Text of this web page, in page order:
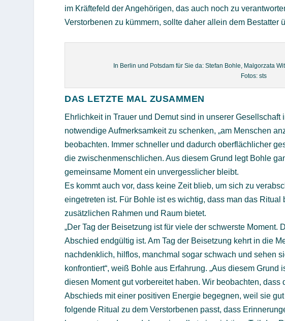
im Kräftefeld der Angehörigen, das auch noch zu
Verstorbenen zu kümmern, sollte daher allein dem Bestatter
In Berlin und Potsdam für Sie da: Stefan Bohle, Malgorzata
Fotos: sts
DAS LETZTE MAL ZUSAMMEN
Ehrlichkeit in Trauer und Demut sind in unserer
notwendige Aufmerksamkeit zu schenken, „am Menschen
beobachten. Immer schneller und dadurch oberflächlicher
die zwischenmenschlichen. Aus diesem Grund legt Bohle
gemeinsame Moment ein unvergesslicher bleibt.
Es kommt auch vor, dass keine Zeit blieb, um sich zu
eingetreten ist. Für Bohle ist es wichtig, dass man das
zusätzlichen Rahmen und Raum bietet.
„Der Tag der Beisetzung ist für viele der schwerste
Abschied endgültig ist. Am Tag der Beisetzung kehrt in die
nachdenklich, hilflos, manchmal sogar schwach und sehen
konfrontiert“, weiß Bohle aus Erfahrung. „Aus diesem
diesen Moment gut vorbereitet haben. Wir beobachten,
Abschieds mit einer positiven Energie begegnen, weil sie
folgende Ritual zu dem Verstorbenen passt, dass